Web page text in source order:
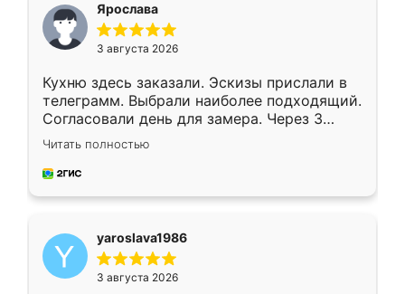
Ярослава
3 августа 2026
Кухню здесь заказали. Эскизы прислали в
телеграмм. Выбрали наиболее подходящий.
Согласовали день для замера. Через 3
недели кухня была уже готова. Остались
довольны работой. Спасибо Ренессанс
мебель за качественную работу!
Читать полностью
yaroslava1986
3 августа 2026